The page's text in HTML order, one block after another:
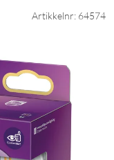
Artikkelnr: 64574